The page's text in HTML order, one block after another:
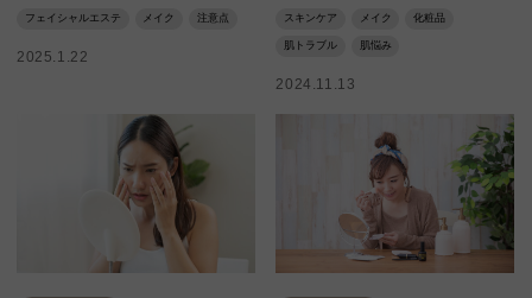
フェイシャルエステ メイク 注意点
2025.1.22
スキンケア メイク 化粧品
肌トラブル 肌悩み
2024.11.13